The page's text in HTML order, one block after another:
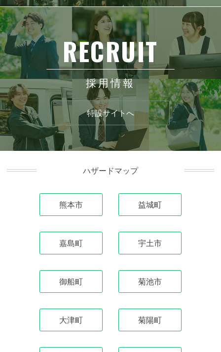
採用情報
特設サイトへ
リ
ハザードマップ
熊本市 益城町
嘉島町 宇土市
御船町 菊池市
大津町 菊陽町